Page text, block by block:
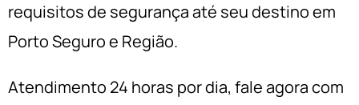
requisitos de segurança até seu destino em
Porto Seguro e Região.
Atendimento 24 horas por dia, fale agora com